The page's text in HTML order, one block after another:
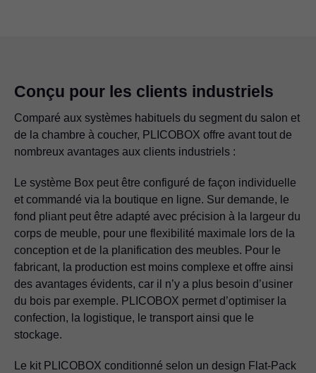
Conçu pour les clients industriels
Comparé aux systèmes habituels du segment du salon et
de la chambre à coucher, PLICOBOX offre avant tout de
nombreux avantages aux clients industriels :
Le système Box peut être configuré de façon individuelle
et commandé via la boutique en ligne. Sur demande, le
fond pliant peut être adapté avec précision à la largeur du
corps de meuble, pour une flexibilité maximale lors de la
conception et de la planification des meubles. Pour le
fabricant, la production est moins complexe et offre ainsi
des avantages évidents, car il n’y a plus besoin d’usiner
du bois par exemple. PLICOBOX permet d’optimiser la
confection, la logistique, le transport ainsi que le
stockage.
Le kit PLICOBOX conditionné selon un design Flat-Pack